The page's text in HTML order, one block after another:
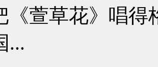
《萱草花》唱得
...